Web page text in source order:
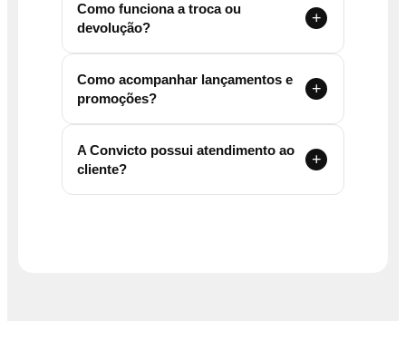
Como funciona a troca ou
devolução?
Como acompanhar lançamentos e
promoções?
A Convicto possui atendimento ao
cliente?